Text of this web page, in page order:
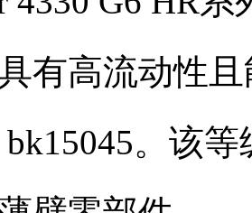
有高流动性
bk15045。该